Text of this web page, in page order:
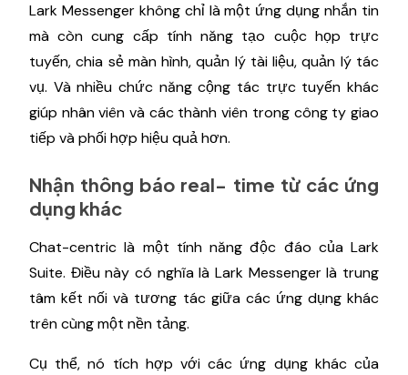
Lark Messenger không chỉ là một ứng dụng nhắn tin
mà còn cung cấp tính năng tạo cuộc họp trực
tuyến, chia sẻ màn hình, quản lý tài liệu, quản lý tác
vụ. Và nhiều chức năng cộng tác trực tuyến khác
giúp nhân viên và các thành viên trong công ty giao
tiếp và phối hợp hiệu quả hơn.
Nhận thông báo real- time từ các ứng
dụng khác
Chat-centric là một tính năng độc đáo của Lark
Suite. Điều này có nghĩa là Lark Messenger là trung
tâm kết nối và tương tác giữa các ứng dụng khác
trên cùng một nền tảng.
Cụ thể, nó tích hợp với các ứng dụng khác của